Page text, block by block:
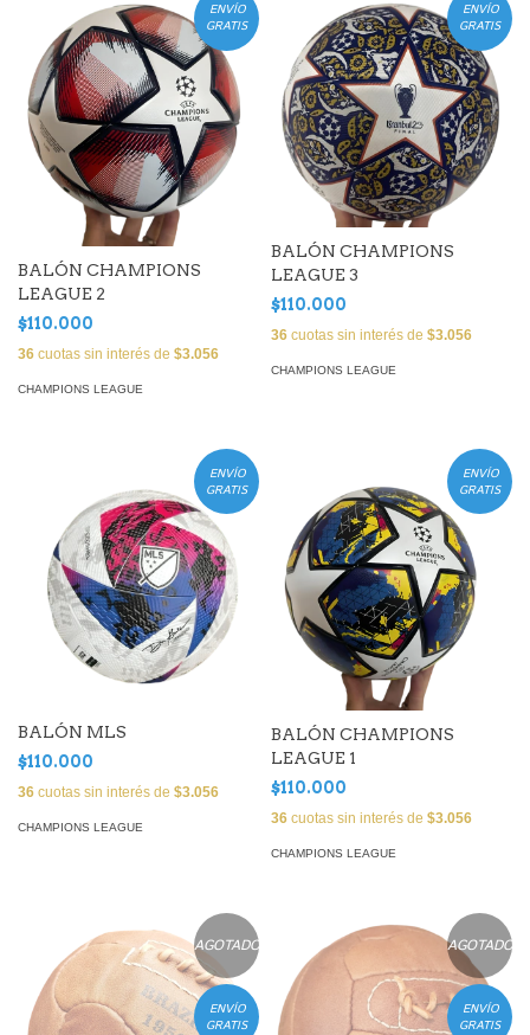
ENVÍO
GRATIS
BALÓN CHAMPIONS
LEAGUE 2
$110.000
36 cuotas sin interés de $3.056
CHAMPIONS LEAGUE
ENVÍO
GRATIS
BALÓN CHAMPIONS
LEAGUE 3
$110.000
36 cuotas sin interés de $3.056
CHAMPIONS LEAGUE
ENVÍO
GRATIS
BALÓN MLS
$110.000
36 cuotas sin interés de $3.056
CHAMPIONS LEAGUE
ENVÍO
GRATIS
BALÓN CHAMPIONS
LEAGUE 1
$110.000
36 cuotas sin interés de $3.056
CHAMPIONS LEAGUE
AGOTADO
ENVÍO
GRATIS
AGOTADO
ENVÍO
GRATIS